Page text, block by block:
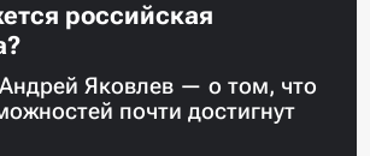
российская
Яковлев — о том, что
почти достигнут